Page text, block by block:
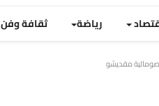
رياضة ثقافة وفن
مقديشو